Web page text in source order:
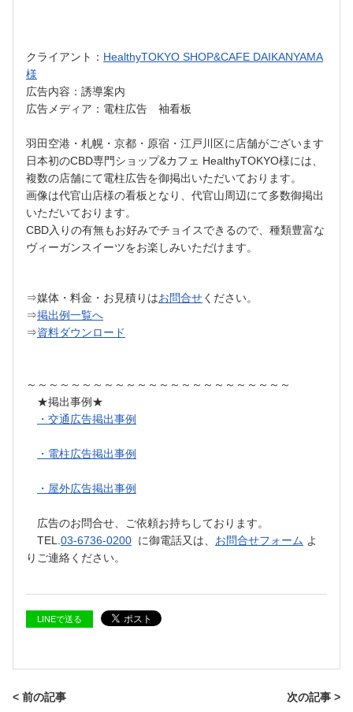
クライアント： HealthyTOKYO SHOP&CAFE DAIKANYAMA
様
広告内容：誘導案内
広告メディア：電柱広告 袖看板
羽田空港・札幌・京都・原宿・江戸川区に店舗がございます
日本初のCBD専門ショップ&カフェ HealthyTOKYO様には、
複数の店舗にて電柱広告を御掲出いただいております。
画像は代官山店様の看板となり、代官山周辺にて多数御掲出
いただいております。
CBD入りの有無もお好みでチョイスできるので、種類豊富な
ヴィーガンスイーツをお楽しみいただけます。
⇒媒体・料金・お見積りはお問合せください。
⇒掲出例一覧へ
⇒資料ダウンロード
～～～～～～～～～～～～～～～～～～～～～～～～
★掲出事例★
・交通広告掲出事例
・電柱広告掲出事例
・屋外広告掲出事例
広告のお問合せ、ご依頼お持ちしております。
TEL. 03-6736-0200 に御電話又は、 お問合せフォーム よ
りご連絡ください。
LINEで送る
< 前の記事 次の記事 >